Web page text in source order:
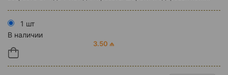
1 шт
В наличии
3.50 ₼